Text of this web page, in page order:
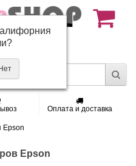
37
Оплата и доставка
Epson
Epson